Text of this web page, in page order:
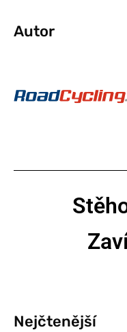
Autor
Nejčtenější